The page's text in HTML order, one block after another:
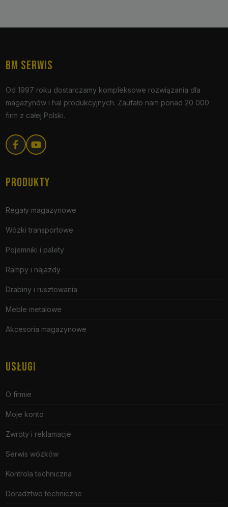
BM SERWIS
Od 1997 roku dostarczamy kompleksowe rozwiązania dla
magazynów i hal produkcyjnych. Zaufało nam ponad 20 000
firm z całej Polski.
PRODUKTY
Regały magazynowe
Wózki transportowe
Pojemniki i palety
Rampy i najazdy
Drabiny i rusztowania
Meble metalowe
Akcesoria magazynowe
USŁUGI
O firmie
Moje konto
Zwroty i reklamacje
Serwis wózków
Kontrola techniczna
Doradztwo techniczne